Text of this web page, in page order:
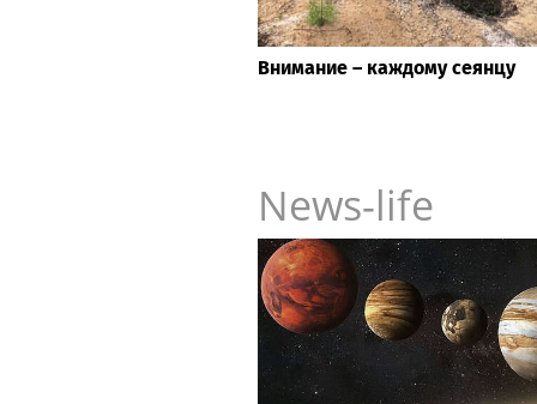
Внимание – каждому сеянцу
News-life